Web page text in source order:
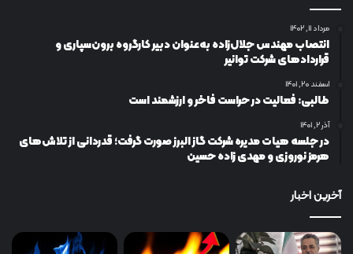
مرداد ۱۱, ۱۴۰۲
انتصاب مهندس جلال‌زاده به‌عنوان دبیر كارگروه برون‌سپاری و
قراردادهای شركت توانیر
اسفند ۲۰, ۱۴۰۱
طالبی: فعالیت در حراست فاخر و ارزشمند است
آذر ۲, ۱۴۰۱
در جلسه هیات مدیره شرکت گاز البرز صورت گرفت؛ قدردانی از تلاش‌های
هرمز نوروزی و مهدی زاده حسین
آخرین اخبار